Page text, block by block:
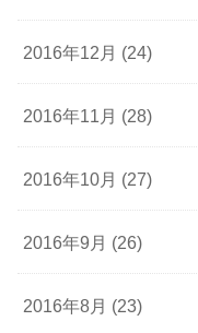
2016年12月 (24)
2016年11月 (28)
2016年10月 (27)
2016年9月 (26)
2016年8月 (23)